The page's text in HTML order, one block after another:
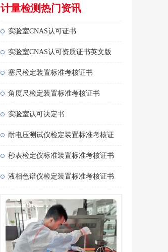
计量检测热门资讯
实验室CNAS认可证书
实验室CNAS认可资质证书英文版
塞尺检定装置标准考核证书
角度尺检定装置标准考核证书
实验室认可决定书
耐电压测试仪检定装置标准考核证
秒表检定仪标准装置标准考核证书
液相色谱仪检定装置标准考核证书